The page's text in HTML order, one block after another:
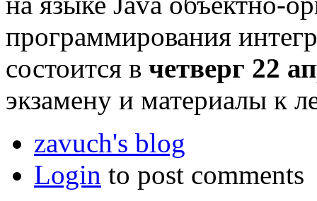
программирования
состоится в четверг 22
экзамену и материалы к
zavuch's blog
Login to post comments